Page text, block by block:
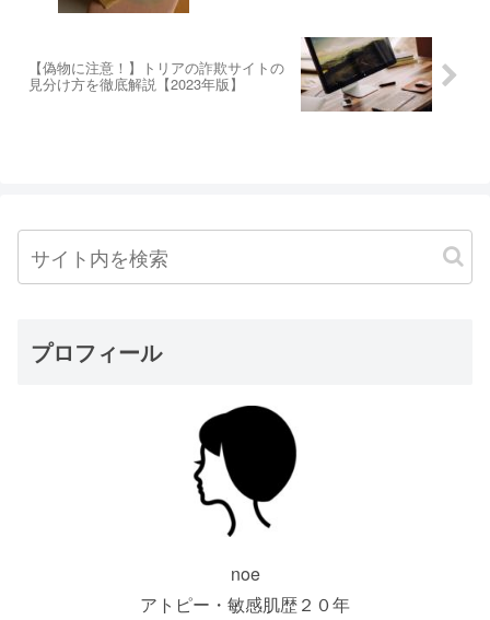
【偽物に注意！】トリアの詐欺サイトの
見分け方を徹底解説【2023年版】
プロフィール
noe
アトピー・敏感肌歴２０年